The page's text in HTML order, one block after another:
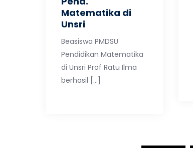
Matematika di
Unsri
Beasiswa PMDSU
Pendidikan Matematika
di Unsri Prof Ratu Ilma
berhasil […]